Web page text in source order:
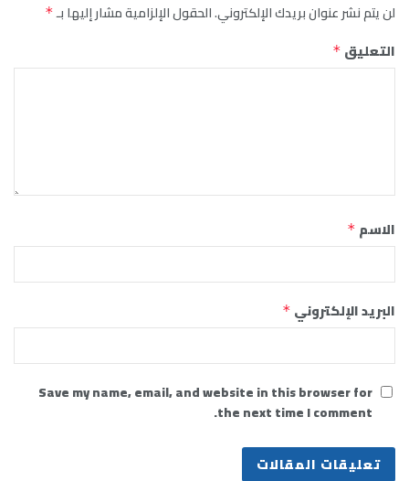
لن يتم نشر عنوان بريدك الإلكتروني.الحقول الإلزامية مشار إليها بـ*
التعليق *
الاسم *
البريد الإلكتروني *
Save my name, email, and website in this browser for
the next time I comment.